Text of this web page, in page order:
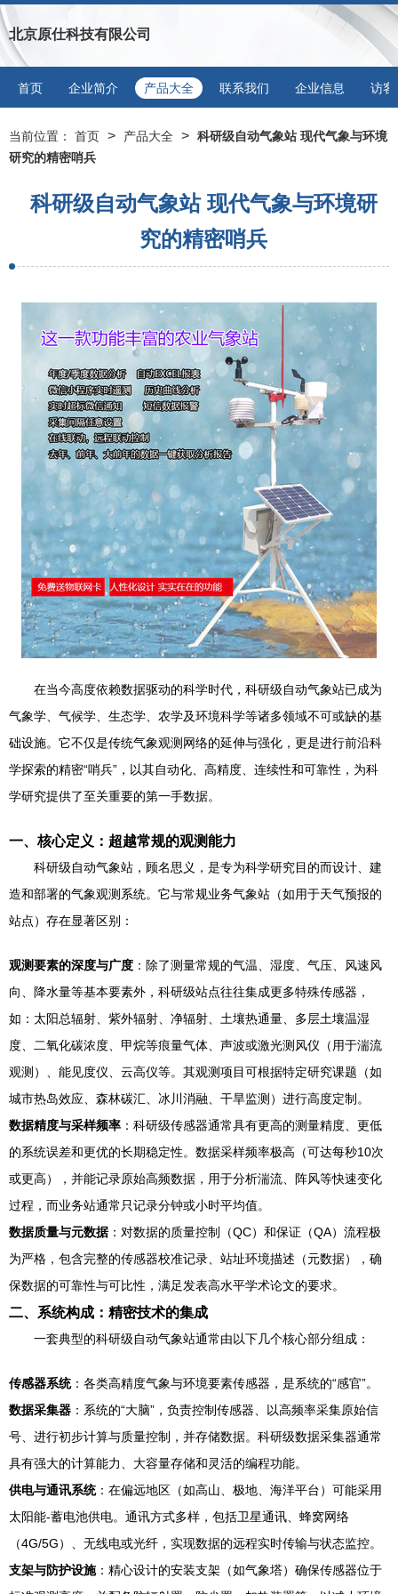
北京原仕科技有限公司
首页 企业简介 产品大全 联系我们 企业信息 访客
当前位置： 首页 > 产品大全 > 科研级自动气象站 现代气象与环境
研究的精密哨兵
科研级自动气象站 现代气象与环境研
究的精密哨兵
在当今高度依赖数据驱动的科学时代，科研级自动气象站已成为
气象学、气候学、生态学、农学及环境科学等诸多领域不可或缺的基
础设施。它不仅是传统气象观测网络的延伸与强化，更是进行前沿科
学探索的精密“哨兵”，以其自动化、高精度、连续性和可靠性，为科
学研究提供了至关重要的第一手数据。
一、核心定义：超越常规的观测能力
科研级自动气象站，顾名思义，是专为科学研究目的而设计、建
造和部署的气象观测系统。它与常规业务气象站（如用于天气预报的
站点）存在显著区别：
观测要素的深度与广度 ：除了测量常规的气温、湿度、气压、风速风
向、降水量等基本要素外，科研级站点往往集成更多特殊传感器，
如：太阳总辐射、紫外辐射、净辐射、土壤热通量、多层土壤温湿
度、二氧化碳浓度、甲烷等痕量气体、声波或激光测风仪（用于湍流
观测）、能见度仪、云高仪等。其观测项目可根据特定研究课题（如
城市热岛效应、森林碳汇、冰川消融、干旱监测）进行高度定制。
数据精度与采样频率 ：科研级传感器通常具有更高的测量精度、更低
的系统误差和更优的长期稳定性。数据采样频率极高（可达每秒10次
或更高），并能记录原始高频数据，用于分析湍流、阵风等快速变化
过程，而业务站通常只记录分钟或小时平均值。
数据质量与元数据：对数据的质量控制（QC）和保证（QA）流程极
为严格，包含完整的传感器校准记录、站址环境描述（元数据），确
保数据的可靠性与可比性，满足发表高水平学术论文的要求。
二、系统构成：精密技术的集成
一套典型的科研级自动气象站通常由以下几个核心部分组成：
传感器系统：各类高精度气象与环境要素传感器，是系统的“感官”。
数据采集器 ：系统的“大脑”，负责控制传感器、以高频率采集原始信
号、进行初步计算与质量控制，并存储数据。科研级数据采集器通常
具有强大的计算能力、大容量存储和灵活的编程功能。
供电与通讯系统：在偏远地区（如高山、极地、海洋平台）可能采用
太阳能-蓄电池供电。通讯方式多样，包括卫星通讯、蜂窝网络
（4G/5G）、无线电或光纤，实现数据的远程实时传输与状态监控。
支架与防护设施：精心设计的安装支架（如气象塔）确保传感器位于